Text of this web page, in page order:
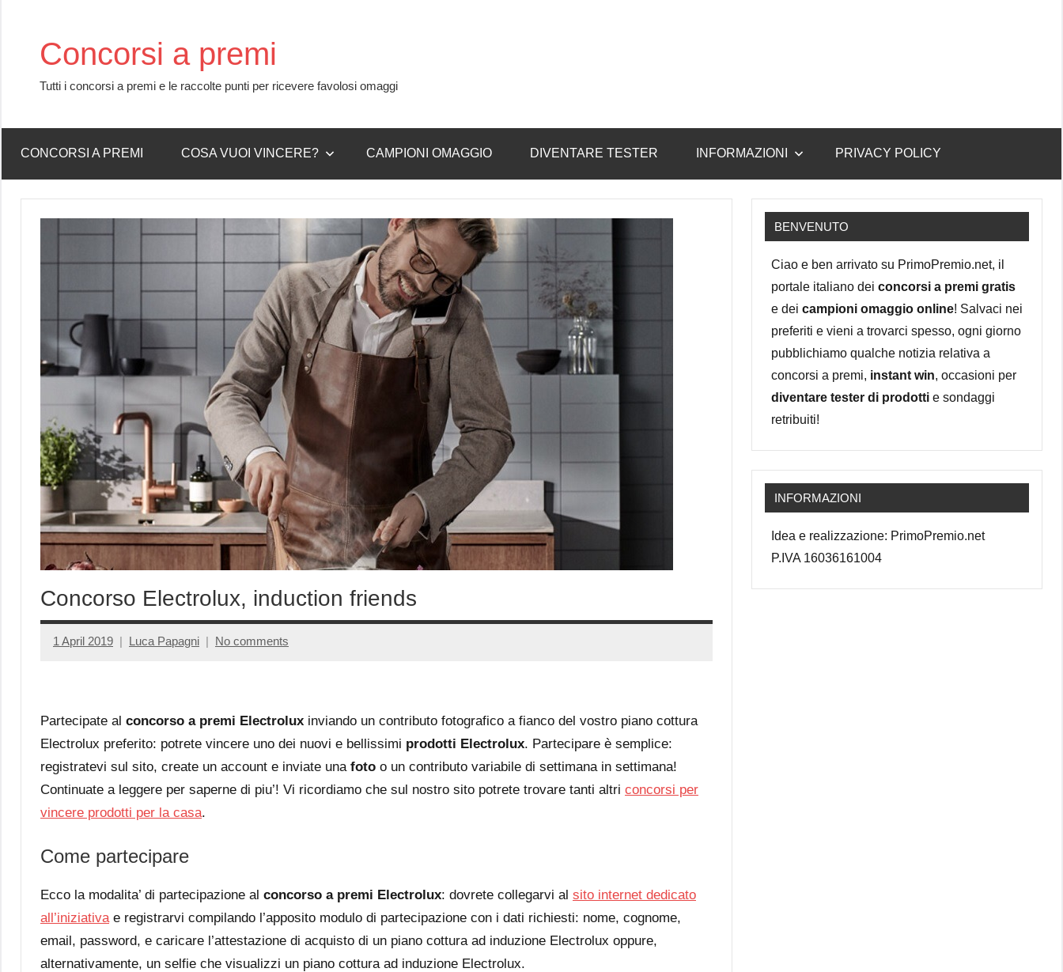
contentConcorsi a premi
Tutti i concorsi a premi e le raccolte punti per ricevere favolosi omaggi
CONCORSI A PREMI COSA VUOI VINCERE? CAMPIONI OMAGGIO DIVENTARE TESTER INFORMAZIONI PRIVACY POLICY
Concorso Electrolux, induction friends
1 April 2019 Luca Papagni No comments
Partecipate al concorso a premi Electrolux inviando un contributo fotografico a fianco del vostro piano cottura
Electrolux preferito: potrete vincere uno dei nuovi e bellissimi prodotti Electrolux. Partecipare è semplice:
registratevi sul sito, create un account e inviate una foto o un contributo variabile di settimana in settimana!
Continuate a leggere per saperne di piu’! Vi ricordiamo che sul nostro sito potrete trovare tanti altri concorsi per
vincere prodotti per la casa.
Come partecipare
Ecco la modalita’ di partecipazione al concorso a premi Electrolux: dovrete collegarvi al sito internet dedicato
all’iniziativae registrarvi compilando l’apposito modulo di partecipazione con i dati richiesti: nome, cognome,
email, password, e caricare l’attestazione di acquisto di un piano cottura ad induzione Electrolux oppure,
alternativamente, un selfie che visualizzi un piano cottura ad induzione Electrolux.
BENVENUTO
Ciao e ben arrivato su PrimoPremio.net, il
portale italiano dei concorsi a premi gratis
e dei campioni omaggio online! Salvaci nei
preferiti e vieni a trovarci spesso, ogni giorno
pubblichiamo qualche notizia relativa a
concorsi a premi, instant win, occasioni per
diventare tester di prodotti e sondaggi
retribuiti!
INFORMAZIONI
Idea e realizzazione: PrimoPremio.net
P.IVA 16036161004